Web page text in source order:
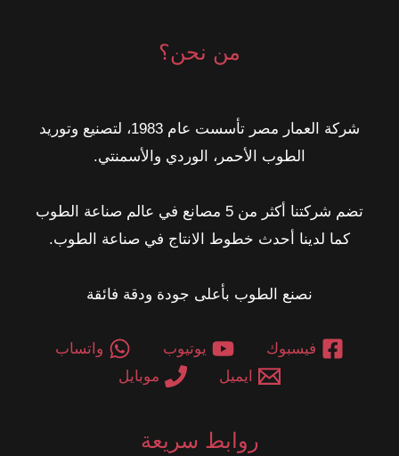
من نحن؟
شركة العمار مصر تأسست عام 1983، لتصنيع وتوريد
الطوب الأحمر، الوردي والأسمنتي.
تضم شركتنا أكثر من 5 مصانع في عالم صناعة الطوب
كما لدينا أحدث خطوط الانتاج في صناعة الطوب.
نصنع الطوب بأعلى جودة ودقة فائقة
فيسبوك يوتيوب
واتساب
ايميل
موبايل
روابط سريعة